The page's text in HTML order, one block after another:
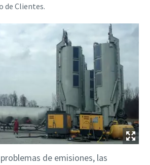
de Clientes.
de emisiones, las